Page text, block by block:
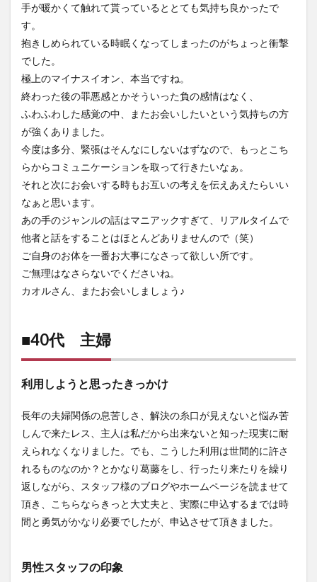
手が暖かくて触れて貰っているととても気持ち良かったで
す。
抱きしめられている時眠くなってしまったのがちょっと衝撃
でした。
極上のマイナスイオン、本当ですね。
終わった後の罪悪感とかそういった負の感情はなく、
ふわふわした感覚の中、またお会いしたいという気持ちの方
が強くありました。
今度は多分、緊張はそんなにしないはずなので、もっとこち
らからコミュニケーションを取って行きたいなぁ。
それと次にお会いする時もお互いの考えを伝えあえたらいい
なぁと思います。
あの手のジャンルの話はマニアックすぎて、リアルタイムで
他者と話をすることはほとんどありませんので（笑）
ご自身のお体を一番お大事になさって欲しい所です。
ご無理はなさらないでくださいね。
カオルさん、またお会いしましょう♪
■40代 主婦
利用しようと思ったきっかけ
長年の夫婦関係の息苦しさ、解決の糸口が見えないと悩み苦
しんで来たレス、主人は私だから出来ないと知った現実に耐
えられなくなりました。でも、こうした利用は世間的に許さ
れるものなのか？とかなり葛藤をし、行ったり来たりを繰り
返しながら、スタッフ様のブログやホームページを読ませて
頂き、こちらならきっと大丈夫と、実際に申込するまでは時
間と勇気がかなり必要でしたが、申込させて頂きました。
男性スタッフの印象